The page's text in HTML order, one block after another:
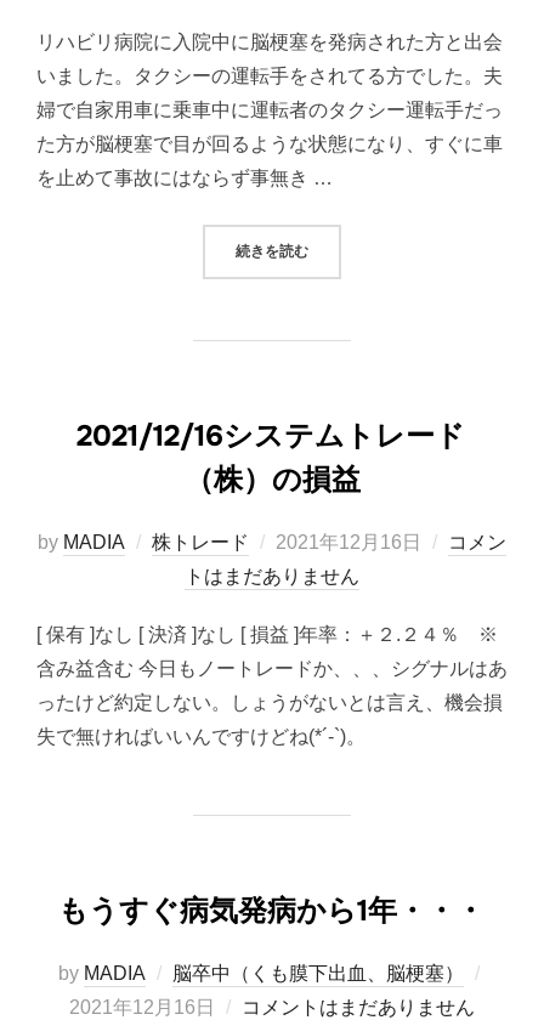
日:
リハビリ病院に入院中に脳梗塞を発病された方と出会
いました。タクシーの運転手をされてる方でした。夫
婦で自家用車に乗車中に運転者のタクシー運転手だっ
た方が脳梗塞で目が回るような状態になり、すぐに車
を止めて事故にはならず事無き …
続きを読む“車の運転中に脳梗塞発病患者さん
2021/12/16システムトレード
（株）の損益
by MADIA 株トレード
投
稿
2021年12月16日
コメン
トはまだありません
[ 保有 ]なし [ 決済 ]なし [ 損益 ]年率：＋２.２４％ ※
含み益含む 今日もノートレードか、、、シグナルはあ
ったけど約定しない。しょうがないとは言え、機会損
失で無ければいいんですけどね(*´-`)。
もうすぐ病気発病から1年・・・
by MADIA 脳卒中（くも膜下出血、脳梗塞）
2021年12月16日 コメントはまだありません